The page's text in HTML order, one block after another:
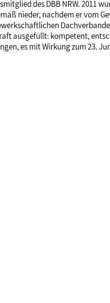
des DBB NRW. 2011
nieder, nachdem er vom
ausgefüllt: kompetent,
es mit Wirkung zum 23.